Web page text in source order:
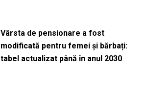
Vârsta de pensionare a fost
modificată pentru femei și bărbați:
tabel actualizat până în anul 2030